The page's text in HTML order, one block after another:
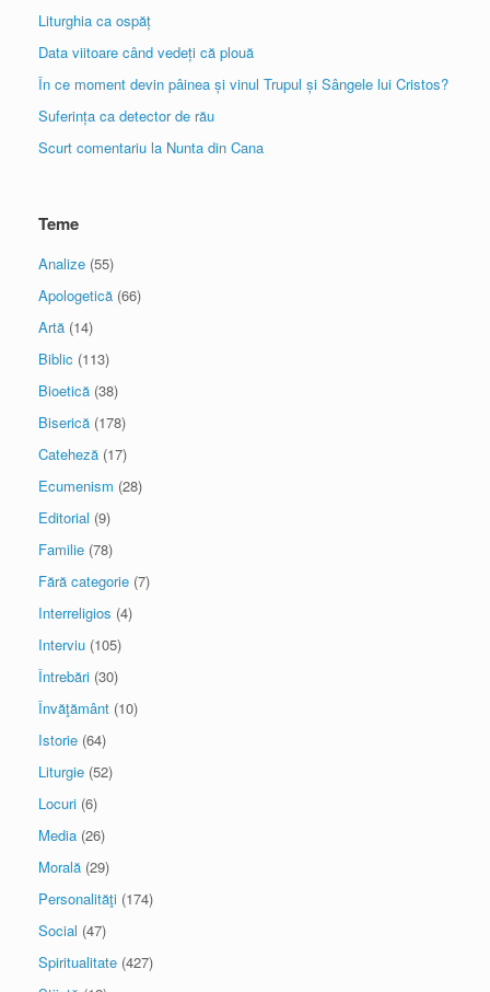
Liturghia ca ospăț
Data viitoare când vedeți că plouă
În ce moment devin pâinea și vinul Trupul și Sângele lui Cristos?
Suferința ca detector de rău
Scurt comentariu la Nunta din Cana
Teme
Analize (55)
Apologetică (66)
Artă (14)
Biblic (113)
Bioetică (38)
Biserică (178)
Cateheză (17)
Ecumenism (28)
Editorial (9)
Familie (78)
Fără categorie (7)
Interreligios (4)
Interviu (105)
Întrebări (30)
Învăţământ (10)
Istorie (64)
Liturgie (52)
Locuri (6)
Media (26)
Morală (29)
Personalităţi (174)
Social (47)
Spiritualitate (427)